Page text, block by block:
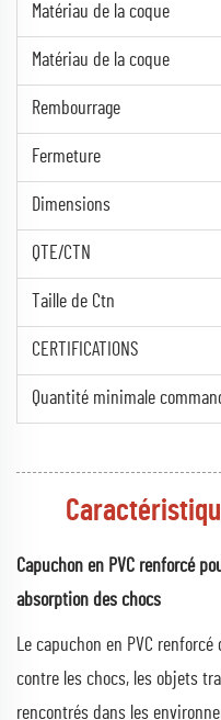
Matériau de la coque
Matériau de la coque
Rembourrage
Fermeture
Dimensions
QTE/CTN
Taille de Ctn
CERTIFICATIONS
Quantité minimale
Capuchon en PVC renforcé
absorption des chocs
Le capuchon en PVC
contre les chocs, les objets
rencontrés dans les